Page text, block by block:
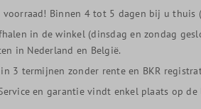
voorraad! Binnen 4 tot 5 dagen bij u thuis
in de winkel (dinsdag en zondag
in Nederland en België.
3 termijnen zonder rente en BKR
en garantie vindt enkel plaats op de